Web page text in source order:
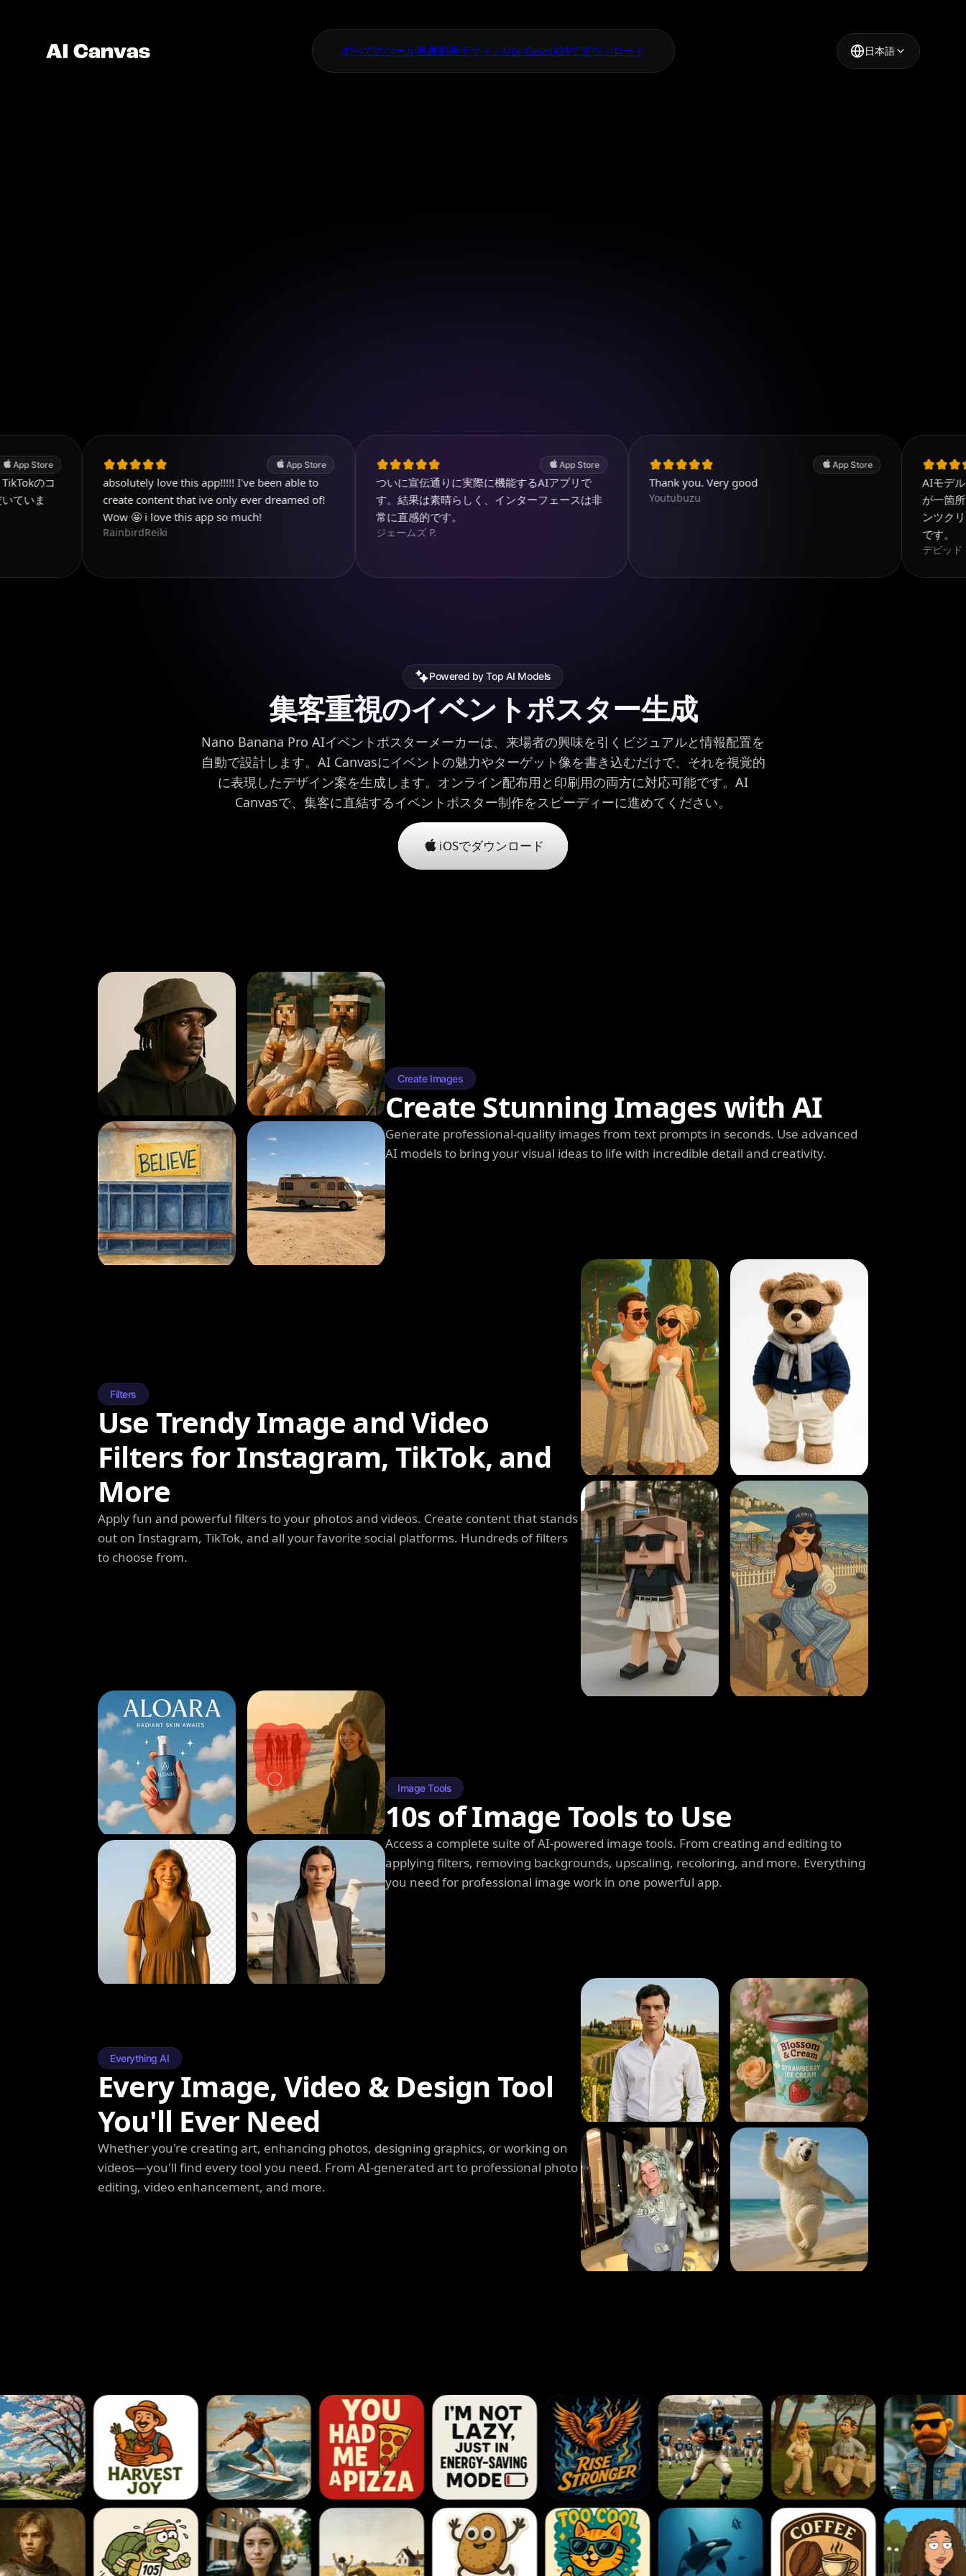
すべてのツール画像動画デザインUse CasesiOSでダウンロード 日本語
App Store
absolutely love this app!!!!! I've been able to
create content that ive only ever dreamed of!
Wow 🤩 i love this app so much!
RainbirdReiki
ついに宣伝通りに実際に機能するAIアプリで
す。結果は素晴らしく、インターフェースは非
常に直感的です。
ジェームズ P.
App Store
Thank you. Very good
Youtubuzu
AIモデルは最高ク
が一箇所にあるの
ンツクリエイター
Powered by Top AI Models
集客重視のイベントポスター生成
Nano Banana Pro AIイベントポスターメーカーは、来場者の興味を引くビジュアルと情報配置を
自動で設計します。AI Canvasにイベントの魅力やターゲット像を書き込むだけで、それを視覚的
に表現したデザイン案を生成します。オンライン配布用と印刷用の両方に対応可能です。AI
Canvasで、集客に直結するイベントポスター制作をスピーディーに進めてください。
iOSでダウンロード
Create Images
Create Stunning Images with AI
Generate professional-quality images from text prompts in seconds. Use advanced
AI models to bring your visual ideas to life with incredible detail and creativity.
Filters
Use Trendy Image and Video
Filters for Instagram, TikTok, and
More
Apply fun and powerful filters to your photos and videos. Create content that stands
out on Instagram, TikTok, and all your favorite social platforms. Hundreds of filters
to choose from.
Image Tools
10s of Image Tools to Use
Access a complete suite of AI-powered image tools. From creating and editing to
applying filters, removing backgrounds, upscaling, recoloring, and more. Everything
you need for professional image work in one powerful app.
Everything AI
Every Image, Video & Design Tool
You'll Ever Need
Whether you're creating art, enhancing photos, designing graphics, or working on
videos—you'll find every tool you need. From AI-generated art to professional photo
editing, video enhancement, and more.